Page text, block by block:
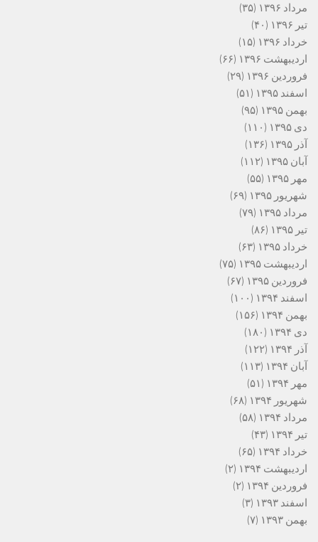
مرداد ۱۳۹۶
(۳۵)
تیر ۱۳۹۶
(۴۰)
خرداد ۱۳۹۶
(۱۵)
اردیبهشت ۱۳۹۶
(۶۶)
فروردین ۱۳۹۶
(۲۹)
اسفند ۱۳۹۵
(۵۱)
بهمن ۱۳۹۵
(۹۵)
دی ۱۳۹۵
(۱۱۰)
آذر ۱۳۹۵
(۱۳۶)
آبان ۱۳۹۵
(۱۱۲)
مهر ۱۳۹۵
(۵۵)
شهریور ۱۳۹۵
(۶۹)
مرداد ۱۳۹۵
(۷۹)
تیر ۱۳۹۵
(۸۶)
خرداد ۱۳۹۵
(۶۳)
اردیبهشت ۱۳۹۵
(۷۵)
فروردین ۱۳۹۵
(۶۷)
اسفند ۱۳۹۴
(۱۰۰)
بهمن ۱۳۹۴
(۱۵۶)
دی ۱۳۹۴
(۱۸۰)
آذر ۱۳۹۴
(۱۲۲)
آبان ۱۳۹۴
(۱۱۳)
مهر ۱۳۹۴
(۵۱)
شهریور ۱۳۹۴
(۶۸)
مرداد ۱۳۹۴
(۵۸)
تیر ۱۳۹۴
(۴۳)
خرداد ۱۳۹۴
(۶۵)
اردیبهشت ۱۳۹۴
(۲)
فروردین ۱۳۹۴
(۲)
اسفند ۱۳۹۳
(۳)
بهمن ۱۳۹۳
(۷)